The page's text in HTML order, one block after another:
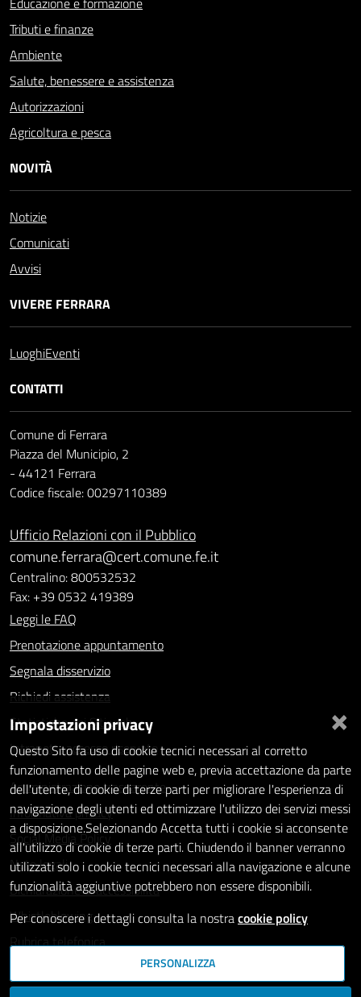
Tributi e finanze
Ambiente
Salute, benessere e assistenza
Autorizzazioni
Agricoltura e pesca
NOVITÀ
Notizie
Comunicati
Avvisi
VIVERE FERRARA
LuoghiEventi
CONTATTI
Comune di Ferrara
Piazza del Municipio, 2
- 44121 Ferrara
Codice fiscale: 00297110389
Ufficio Relazioni con il Pubblico
comune.ferrara@cert.comune.fe.it
Centralino: 800532532
Fax: +39 0532 419389
Leggi le FAQ
Prenotazione appuntamento
Segnala disservizio
Richiedi assistenza
Statistiche dei Siti web
Intranet - accesso riservato
Amministrazione trasparente
Informativa privacy
Social Media Policy
Note legali
Dichiarazione di accessibilità
Whistleblowing
Rubrica telefonica
SEGUICI SU
×
Impostazioni privacy
Questo Sito fa uso di cookie tecnici necessari al corretto
funzionamento delle pagine web e, previa accettazione da parte
dell'utente, di cookie di terze parti per migliorare l'esperienza di
navigazione degli utenti ed ottimizzare l'utilizzo dei servizi messi
a disposizione.Selezionando Accetta tutti i cookie si acconsente
all'utilizzo di cookie di terze parti. Chiudendo il banner verranno
utilizzati solo i cookie tecnici necessari alla navigazione e alcune
funzionalità aggiuntive potrebbero non essere disponibili.
Per conoscere i dettagli consulta la nostracookie policy
PERSONALIZZA